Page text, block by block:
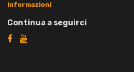
Informazioni
Continua a seguirci